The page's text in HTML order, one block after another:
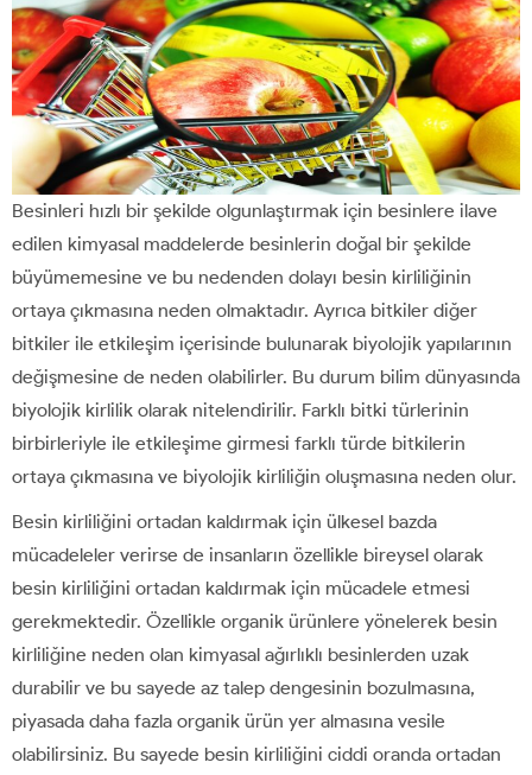
Besinleri hızlı bir şekilde olgunlaştırmak için besinlere ilave
edilen kimyasal maddelerde besinlerin doğal bir şekilde
büyümemesine ve bu nedenden dolayı besin kirliliğinin
ortaya çıkmasına neden olmaktadır. Ayrıca bitkiler diğer
bitkiler ile etkileşim içerisinde bulunarak biyolojik yapılarının
değişmesine de neden olabilirler. Bu durum bilim dünyasında
biyolojik kirlilik olarak nitelendirilir. Farklı bitki türlerinin
birbirleriyle ile etkileşime girmesi farklı türde bitkilerin
ortaya çıkmasına ve biyolojik kirliliğin oluşmasına neden olur.
Besin kirliliğini ortadan kaldırmak için ülkesel bazda
mücadeleler verirse de insanların özellikle bireysel olarak
besin kirliliğini ortadan kaldırmak için mücadele etmesi
gerekmektedir. Özellikle organik ürünlere yönelerek besin
kirliliğine neden olan kimyasal ağırlıklı besinlerden uzak
durabilir ve bu sayede az talep dengesinin bozulmasına,
piyasada daha fazla organik ürün yer almasına vesile
olabilirsiniz. Bu sayede besin kirliliğini ciddi oranda ortadan